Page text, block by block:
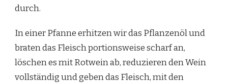
durch.
In einer Pfanne erhitzen wir das Pflanzenöl und
braten das Fleisch portionsweise scharf an,
löschen es mit Rotwein ab, reduzieren den Wein
vollständig und geben das Fleisch, mit den